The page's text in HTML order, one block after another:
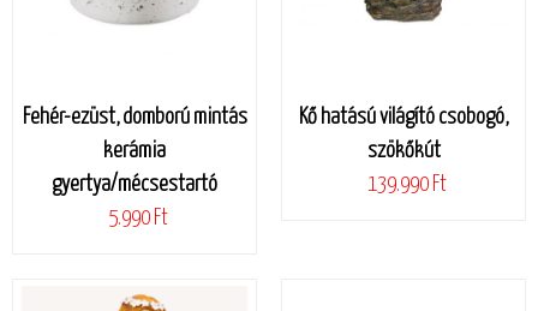
Fehér-ezüst, domború mintás
kerámia
gyertya/mécsestartó
5.990 Ft
Kő hatású világító csobogó,
szökőkút
139.990 Ft